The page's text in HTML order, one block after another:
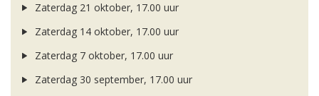
Zaterdag 21 oktober, 17.00 uur
Zaterdag 14 oktober, 17.00 uur
Zaterdag 7 oktober, 17.00 uur
Zaterdag 30 september, 17.00 uur